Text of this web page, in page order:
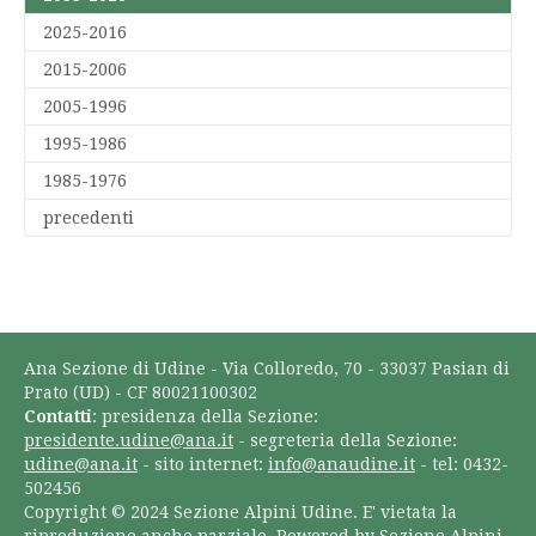
2025-2016
2015-2006
2005-1996
1995-1986
1985-1976
precedenti
Ana Sezione di Udine - Via Colloredo, 70 - 33037 Pasian di
Prato (UD) - CF 80021100302
Contatti: presidenza della Sezione:
presidente.udine@ana.it - segreteria della Sezione:
udine@ana.it - sito internet: info@anaudine.it - tel: 0432-
502456
Copyright © 2024 Sezione Alpini Udine. E' vietata la